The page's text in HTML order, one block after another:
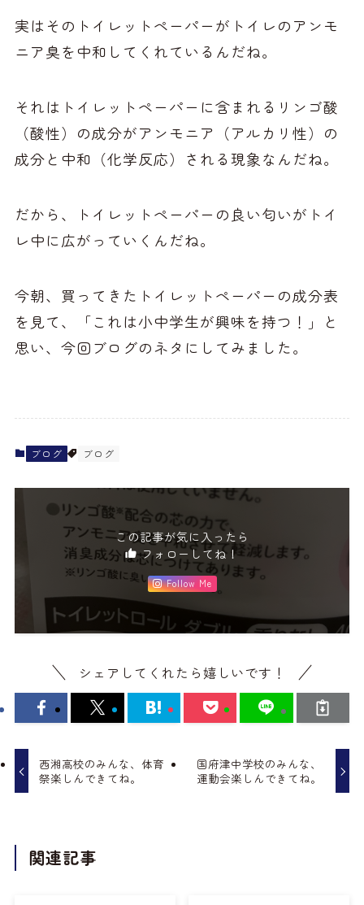
実はそのトイレットペーパーがトイレのアンモ
ニア臭を中和してくれているんだね。
それはトイレットペーパーに含まれるリンゴ酸
（酸性）の成分がアンモニア（アルカリ性）の
成分と中和（化学反応）される現象なんだね。
だから、トイレットペーパーの良い匂いがトイ
レ中に広がっていくんだね。
今朝、買ってきたトイレットペーパーの成分表
を見て、「これは小中学生が興味を持つ！」と
思い、今回ブログのネタにしてみました。
ブログ ブログ
この記事が気に入ったら
フォローしてね！
Follow Me
シェアしてくれたら嬉しいです！
西湘高校のみんな、体育
祭楽しんできてね。
国府津中学校のみんな、
運動会楽しんできてね。
関連記事